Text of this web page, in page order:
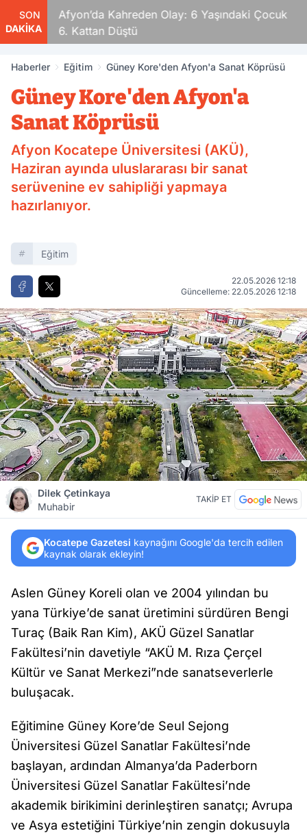
SON
DAKİKA
Afyon’da Kahreden Olay: 6 Yaşındaki Çocuk
6. Kattan Düştü
Haberler Eğitim Güney Kore'den Afyon'a Sanat Köprüsü
Güney Kore'den Afyon'a
Sanat Köprüsü
Afyon Kocatepe Üniversitesi (AKÜ),
Haziran ayında uluslararası bir sanat
serüvenine ev sahipliği yapmaya
hazırlanıyor.
Eğitim
22.05.2026 12:18
Güncelleme: 22.05.2026 12:18
Dilek Çetinkaya
Muhabir
TAKİP ET
Kocatepe Gazetesi kaynağını Google'da tercih edilen
kaynak olarak ekleyin!
Aslen Güney Koreli olan ve 2004 yılından bu
yana Türkiye’de sanat üretimini sürdüren Bengi
Turaç (Baik Ran Kim), AKÜ Güzel Sanatlar
Fakültesi’nin davetiyle “AKÜ M. Rıza Çerçel
Kültür ve Sanat Merkezi”nde sanatseverlerle
buluşacak.
Eğitimine Güney Kore’de Seul Sejong
Üniversitesi Güzel Sanatlar Fakültesi’nde
başlayan, ardından Almanya’da Paderborn
Üniversitesi Güzel Sanatlar Fakültesi’nde
akademik birikimini derinleştiren sanatçı; Avrupa
ve Asya estetiğini Türkiye’nin zengin dokusuyla